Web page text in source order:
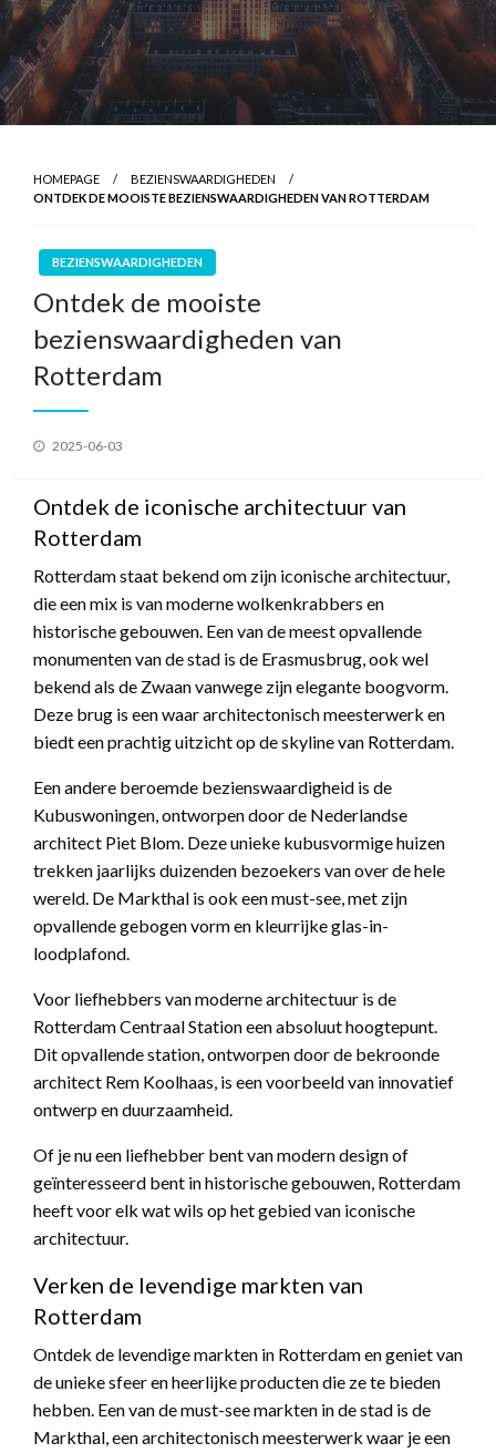
HOMEPAGE
BEZIENSWAARDIGHEDEN
ONTDEK DE MOOISTE BEZIENSWAARDIGHEDEN VAN ROTTERDAM
BEZIENSWAARDIGHEDEN
Ontdek de mooiste
bezienswaardigheden van
Rotterdam
Geplaatst
2025-06-03
Ontdek de iconische architectuur van
Rotterdam
Rotterdam staat bekend om zijn iconische architectuur,
die een mix is van moderne wolkenkrabbers en
historische gebouwen. Een van de meest opvallende
monumenten van de stad is de Erasmusbrug, ook wel
bekend als de Zwaan vanwege zijn elegante boogvorm.
Deze brug is een waar architectonisch meesterwerk en
biedt een prachtig uitzicht op de skyline van Rotterdam.
Een andere beroemde bezienswaardigheid is de
Kubuswoningen, ontworpen door de Nederlandse
architect Piet Blom. Deze unieke kubusvormige huizen
trekken jaarlijks duizenden bezoekers van over de hele
wereld. De Markthal is ook een must-see, met zijn
opvallende gebogen vorm en kleurrijke glas-in-
loodplafond.
Voor liefhebbers van moderne architectuur is de
Rotterdam Centraal Station een absoluut hoogtepunt.
Dit opvallende station, ontworpen door de bekroonde
architect Rem Koolhaas, is een voorbeeld van innovatief
ontwerp en duurzaamheid.
Of je nu een liefhebber bent van modern design of
geïnteresseerd bent in historische gebouwen, Rotterdam
heeft voor elk wat wils op het gebied van iconische
architectuur.
Verken de levendige markten van
Rotterdam
Ontdek de levendige markten in Rotterdam en geniet van
de unieke sfeer en heerlijke producten die ze te bieden
hebben. Een van de must-see markten in de stad is de
Markthal, een architectonisch meesterwerk waar je een